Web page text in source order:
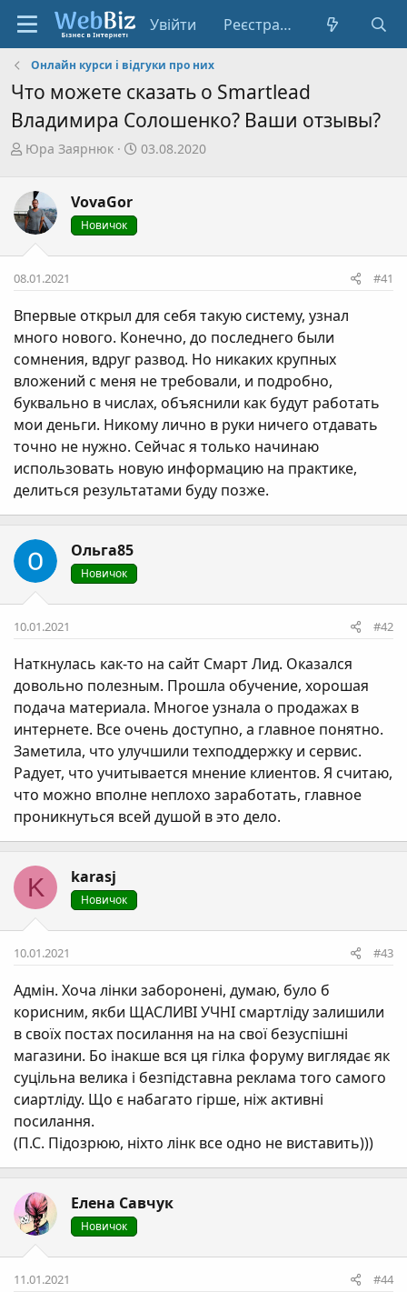
Увійти Реєстрація
Онлайн курси і відгуки про них
Что можете сказать о Smartlead
Владимира Солошенко? Ваши отзывы?
А
о
р
м
Юра Заярнюк
Д
в
е
н
н
я
03.08.2020
VovaGor
Новичок
08.01.2021 #41
Впервые открыл для себя такую систему, узнал
много нового. Конечно, до последнего были
сомнения, вдруг развод. Но никаких крупных
вложений с меня не требовали, и подробно,
буквально в числах, объяснили как будут работать
мои деньги. Никому лично в руки ничего отдавать
точно не нужно. Сейчас я только начинаю
использовать новую информацию на практике,
делиться результатами буду позже.
Ольга85
Новичок
10.01.2021 #42
Наткнулась как-то на сайт Смарт Лид. Оказался
довольно полезным. Прошла обучение, хорошая
подача материала. Многое узнала о продажах в
интернете. Все очень доступно, а главное понятно.
Заметила, что улучшили техподдержку и сервис.
Радует, что учитывается мнение клиентов. Я считаю,
что можно вполне неплохо заработать, главное
проникнуться всей душой в это дело.
K karasj
Новичок
10.01.2021 #43
Адмін. Хоча лінки заборонені, думаю, було б
корисним, якби ЩАСЛИВІ УЧНІ смартліду залишили
в своїх постах посилання на на свої безуспішні
магазини. Бо інакше вся ця гілка форуму виглядає як
суцільна велика і безпідставна реклама того самого
сиартліду. Що є набагато гірше, ніж активні
посилання.
(П.С. Підозрюю, ніхто лінк все одно не виставить)))
Елена Савчук
Новичок
11.01.2021 #44